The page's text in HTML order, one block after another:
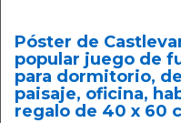
Póster de
popular juego de
para dormitorio,
paisaje, oficina,
regalo de 40 x 60